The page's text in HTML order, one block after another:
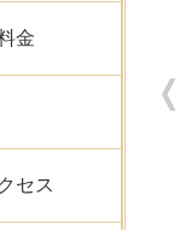
金
セス